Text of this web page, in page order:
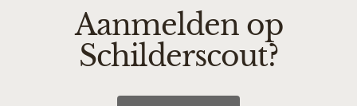
Aanmelden op
Schilderscout?